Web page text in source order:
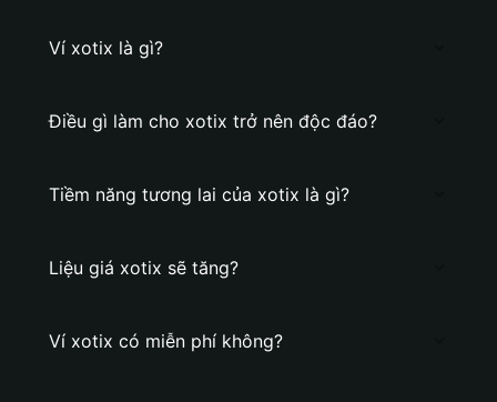
Ví xotix là gì?
Điều gì làm cho xotix trở nên độc đáo?
Tiềm năng tương lai của xotix là gì?
Liệu giá xotix sẽ tăng?
Ví xotix có miễn phí không?